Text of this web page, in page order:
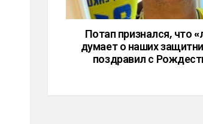
Потап признался, что
думает о наших
поздравил с